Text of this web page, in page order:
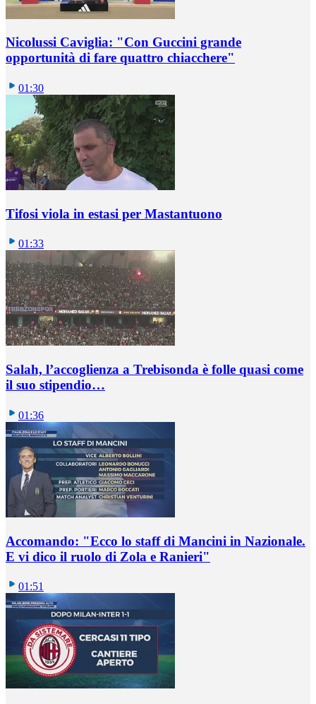
Nicolussi Caviglia: "Con Guccini grande
opportunità di fare quattro chiacchere"
01:30
Tifosi viola in estasi per Mastantuono
01:33
Salah, l’accoglienza a Trebisonda è folle quasi come
il suo stipendio…
01:36
Accomando: "Ecco lo staff di Mancini in Nazionale.
E vi dico il ruolo di Zola e Ranieri"
01:51